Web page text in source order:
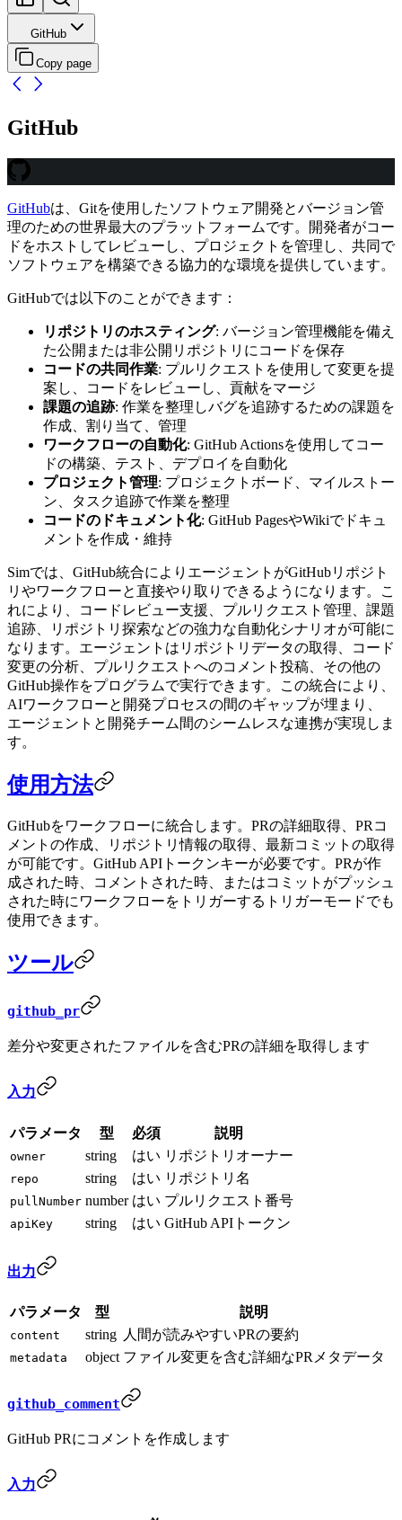
GitHub
Copy page
GitHub
GitHubは、Gitを使用したソフトウェア開発とバージョン管
理のための世界最大のプラットフォームです。開発者がコー
ドをホストしてレビューし、プロジェクトを管理し、共同で
ソフトウェアを構築できる協力的な環境を提供しています。
GitHubでは以下のことができます：
リポジトリのホスティング: バージョン管理機能を備え
た公開または非公開リポジトリにコードを保存
コードの共同作業: プルリクエストを使用して変更を提
案し、コードをレビューし、貢献をマージ
課題の追跡: 作業を整理しバグを追跡するための課題を
作成、割り当て、管理
ワークフローの自動化: GitHub Actionsを使用してコー
ドの構築、テスト、デプロイを自動化
プロジェクト管理: プロジェクトボード、マイルストー
ン、タスク追跡で作業を整理
コードのドキュメント化: GitHub PagesやWikiでドキュ
メントを作成・維持
Simでは、GitHub統合によりエージェントがGitHubリポジト
リやワークフローと直接やり取りできるようになります。こ
れにより、コードレビュー支援、プルリクエスト管理、課題
追跡、リポジトリ探索などの強力な自動化シナリオが可能に
なります。エージェントはリポジトリデータの取得、コード
変更の分析、プルリクエストへのコメント投稿、その他の
GitHub操作をプログラムで実行できます。この統合により、
AIワークフローと開発プロセスの間のギャップが埋まり、
エージェントと開発チーム間のシームレスな連携が実現しま
す。
使用方法
GitHubをワークフローに統合します。PRの詳細取得、PRコ
メントの作成、リポジトリ情報の取得、最新コミットの取得
が可能です。GitHub APIトークンキーが必要です。PRが作
成された時、コメントされた時、またはコミットがプッシュ
された時にワークフローをトリガーするトリガーモードでも
使用できます。
ツール
github_pr
差分や変更されたファイルを含むPRの詳細を取得します
入力
パラメータ 型 必須 説明
owner string はい リポジトリオーナー
repo string はい リポジトリ名
pullNumber number はい プルリクエスト番号
apiKey string はい GitHub APIトークン
出力
パラメータ 型 説明
content string 人間が読みやすいPRの要約
metadata object ファイル変更を含む詳細なPRメタデータ
github_comment
GitHub PRにコメントを作成します
入力